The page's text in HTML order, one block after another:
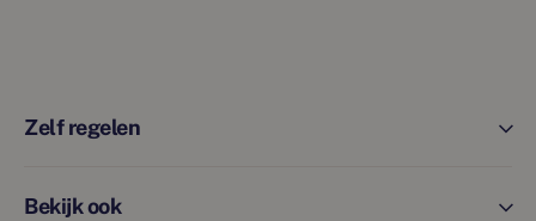
Zelf regelen
Bekijk ook